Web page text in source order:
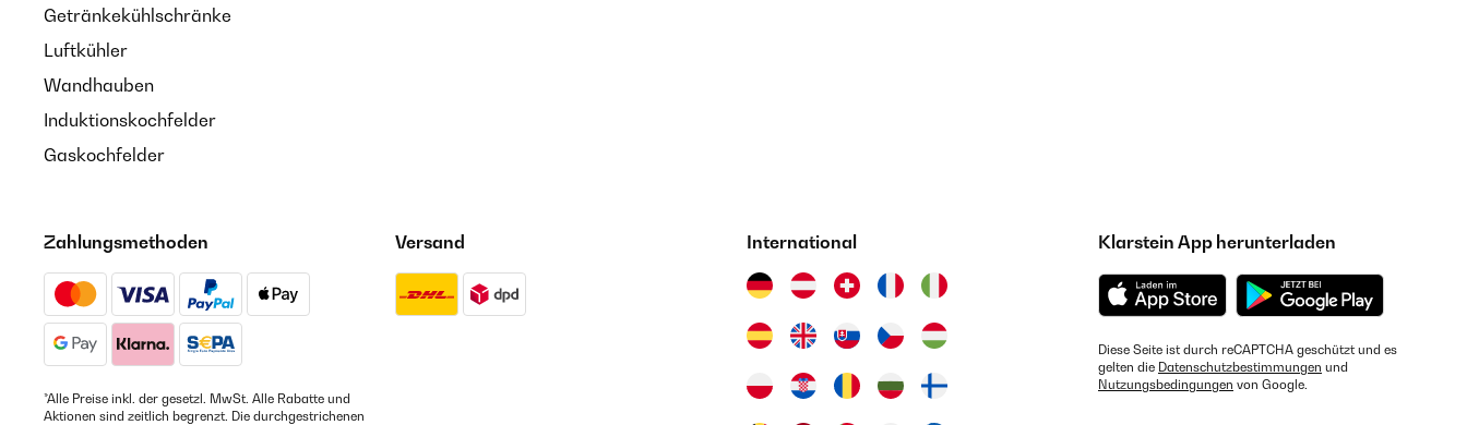
Getränkekühlschränke
Luftkühler
Wandhauben
Induktionskochfelder
Gaskochfelder
Zahlungsmethoden
*Alle Preise inkl. der gesetzl. MwSt. Alle Rabatte und
Aktionen sind zeitlich begrenzt. Die durchgestrichenen
Versand International Klarstein App herunterladen
Diese Seite ist durch reCAPTCHA geschützt und es
gelten die Datenschutzbestimmungen und
Nutzungsbedingungen von Google.